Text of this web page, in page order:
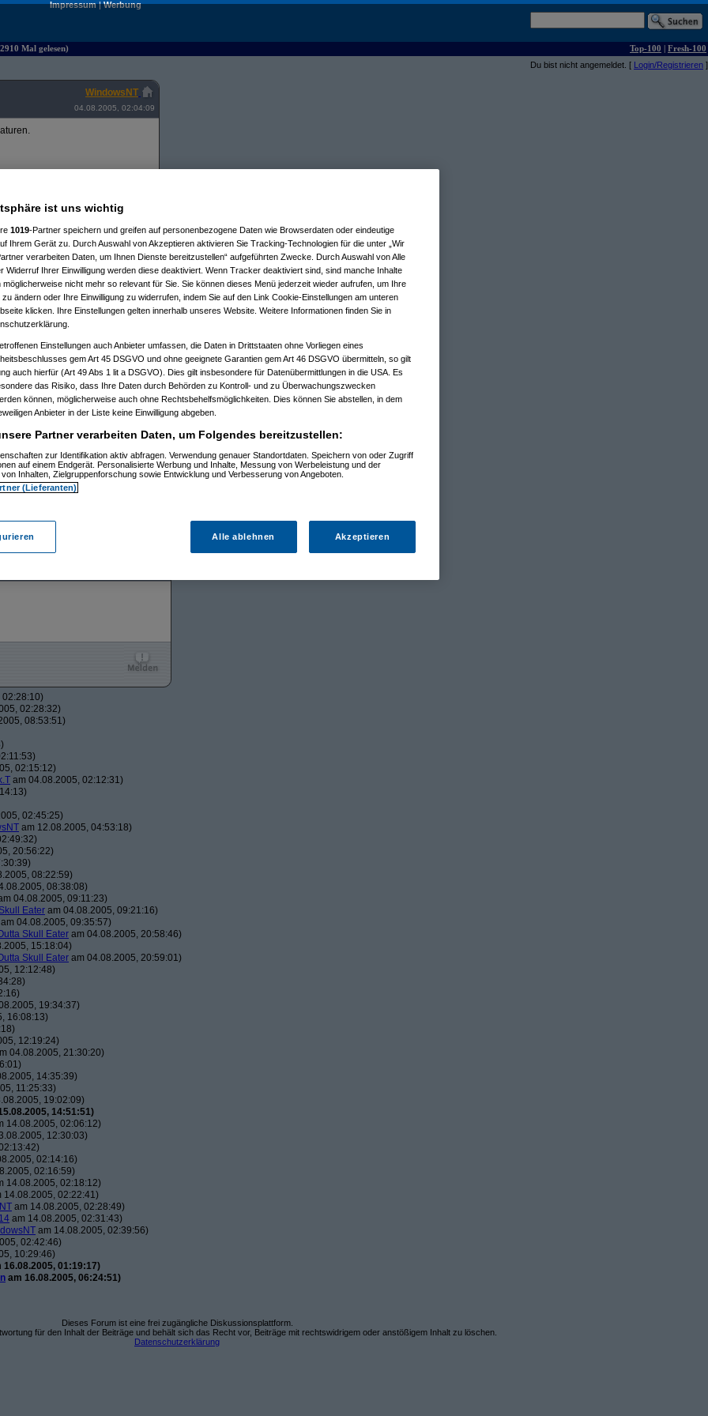
Impressum|Werbung
Mal gelesen) Top-100 | Fresh-100
Du bist nicht angemeldet. [ Login/Registrieren ]
WindowsNT
04.08.2005, 02:04:09
41 %
02:28:32)
08:53:51)
02:15:12)
am 04.08.2005, 02:12:31)
02:45:25)
am 12.08.2005, 04:53:18)
20:56:22)
08:22:59)
08:38:08)
04.08.2005, 09:11:23)
Eater am 04.08.2005, 09:21:16)
am 04.08.2005, 09:35:57)
Skull Eater am 04.08.2005, 20:58:46)
15:18:04)
Skull Eater am 04.08.2005, 20:59:01)
12:12:48)
19:34:37)
16:08:13)
12:19:24)
04.08.2005, 21:30:20)
14:35:39)
11:25:33)
19:02:09)
14:51:51)
14.08.2005, 02:06:12)
12:30:03)
02:14:16)
02:16:59)
14.08.2005, 02:18:12)
14.08.2005, 02:22:41)
am 14.08.2005, 02:28:49)
am 14.08.2005, 02:31:43)
am 14.08.2005, 02:39:56)
02:42:46)
10:29:46)
16.08.2005, 01:19:17)
am 16.08.2005, 06:24:51)
Dieses Forum ist eine frei zugängliche Diskussionsplattform.
für den Inhalt der Beiträge und behält sich das Recht vor, Beiträge mit rechtswidrigem oder anstößigem Inhalt zu löschen.
Datenschutzerklärung
ist uns wichtig
1019-Partner speichern und greifen auf personenbezogene Daten wie Browserdaten oder eindeutige
Ihrem Gerät zu. Durch Auswahl von Akzeptieren aktivieren Sie Tracking-Technologien für die unter „Wir
verarbeiten Daten, um Ihnen Dienste bereitzustellen“ aufgeführten Zwecke. Durch Auswahl von Alle
Widerruf Ihrer Einwilligung werden diese deaktiviert. Wenn Tracker deaktiviert sind, sind manche Inhalte
möglicherweise nicht mehr so relevant für Sie. Sie können dieses Menü jederzeit wieder aufrufen, um Ihre
zu ändern oder Ihre Einwilligung zu widerrufen, indem Sie auf den Link Cookie-Einstellungen am unteren
klicken. Ihre Einstellungen gelten innerhalb unseres Website. Weitere Informationen finden Sie in
Einstellungen auch Anbieter umfassen, die Daten in Drittstaaten ohne Vorliegen eines
gem Art 45 DSGVO und ohne geeignete Garantien gem Art 46 DSGVO übermitteln, so gilt
auch hierfür (Art 49 Abs 1 lit a DSGVO). Dies gilt insbesondere für Datenübermittlungen in die USA. Es
das Risiko, dass Ihre Daten durch Behörden zu Kontroll- und zu Überwachungszwecken
können, möglicherweise auch ohne Rechtsbehelfsmöglichkeiten. Dies können Sie abstellen, in dem
Anbieter in der Liste keine Einwilligung abgeben.
Partner verarbeiten Daten, um Folgendes bereitzustellen:
zur Identifikation aktiv abfragen. Verwendung genauer Standortdaten. Speichern von oder Zugriff
auf einem Endgerät. Personalisierte Werbung und Inhalte, Messung von Werbeleistung und der
Inhalten, Zielgruppenforschung sowie Entwicklung und Verbesserung von Angeboten.
(Lieferanten)
Alle ablehnen Akzeptieren